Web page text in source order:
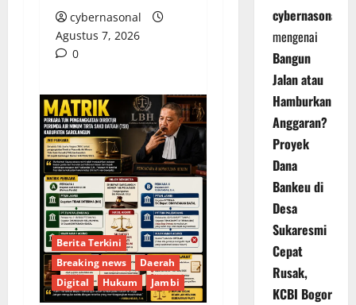
cybernasonal
Agustus 7, 2026
0
Berita Terkini
Breaking news
Daerah
Digital
Hukum Jambi
cybernasonal
mengenai
Bangun
Jalan atau
Hamburkan
Anggaran?
Proyek
Dana
Bankeu di
Desa
Sukaresmi
Cepat
Rusak,
KCBI Bogor